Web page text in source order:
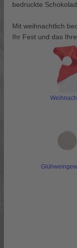
bedruckte
Mit weihnachtlich
Ihr Fest und das